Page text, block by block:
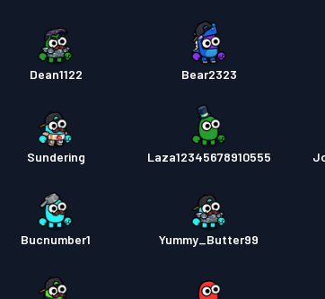
Dean1122 Bear2323
Sundering Laza12345678910555
Bucnumber1 Yummy_Butter99